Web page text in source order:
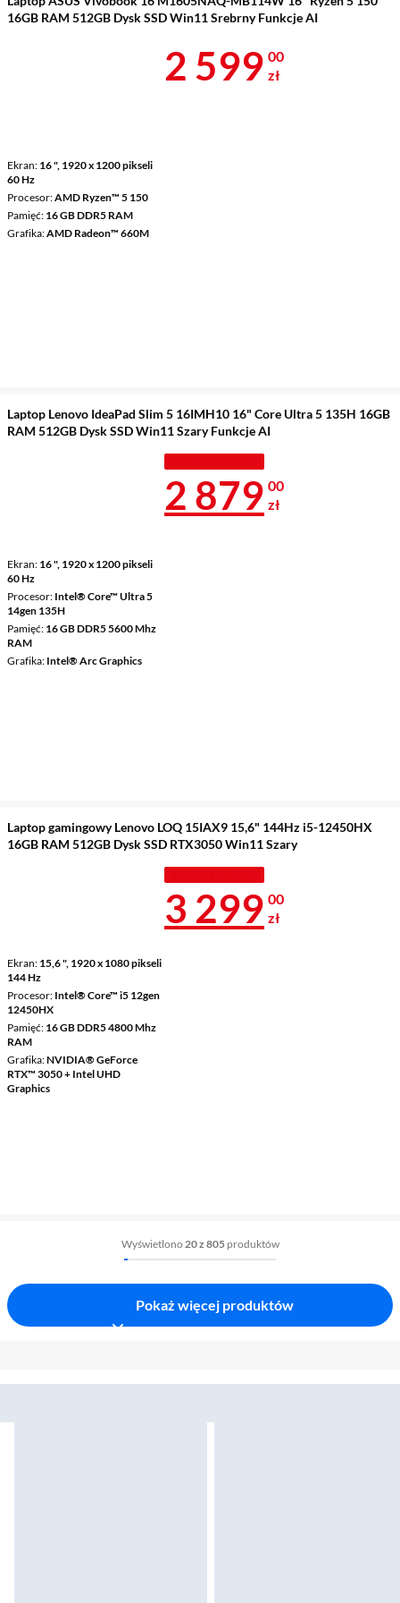
16GB RAM 512GB Dysk SSD Win11 Srebrny Funkcje AI
Ekran 16 ", 1920 x 1200 pikseli
60 Hz
Procesor AMD Ryzen™ 5 150
Pamięć 16 GB DDR5 RAM
Grafika AMD Radeon™ 660M
Cena 2 599 zł
2 599 00
zł
Laptop Lenovo IdeaPad Slim 5 16IMH10 16" Core Ultra 5 135H 16GB
RAM 512GB Dysk SSD Win11 Szary Funkcje AI
Ekran 16 ", 1920 x 1200 pikseli
60 Hz
Procesor Intel® Core™ Ultra 5
14gen 135H
Pamięć 16 GB DDR5 5600 Mhz
RAM
Grafika Intel® Arc Graphics
Cena 2 879 zł
2 879 00
zł
Laptop gamingowy Lenovo LOQ 15IAX9 15,6" 144Hz i5-12450HX
16GB RAM 512GB Dysk SSD RTX3050 Win11 Szary
Ekran 15,6 ", 1920 x 1080 pikseli
144 Hz
Procesor Intel® Core™ i5 12gen
12450HX
Pamięć 16 GB DDR5 4800 Mhz
RAM
Grafika NVIDIA® GeForce
RTX™ 3050 + Intel UHD
Graphics
Cena 3 299 zł
3 299 00
zł
Wyświetlono 20 z 805 produktów
Pokaż więcej produktów